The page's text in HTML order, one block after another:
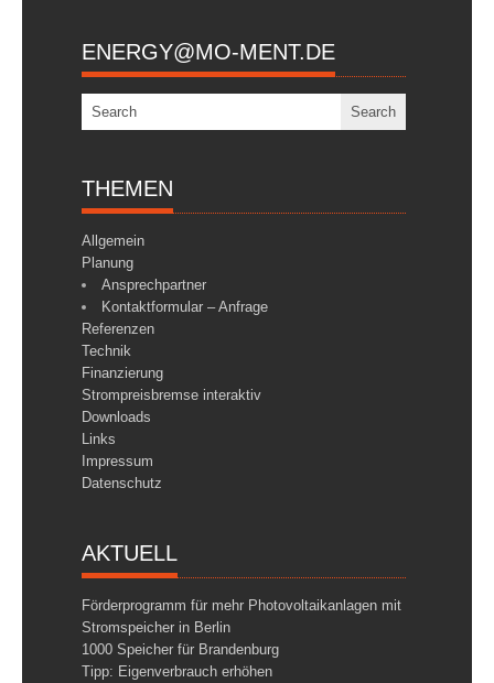
ENERGY@MO-MENT.DE
THEMEN
Allgemein
Planung
Ansprechpartner
Kontaktformular – Anfrage
Referenzen
Technik
Finanzierung
Strompreisbremse interaktiv
Downloads
Links
Impressum
Datenschutz
AKTUELL
Förderprogramm für mehr Photovoltaikanlagen mit
Stromspeicher in Berlin
1000 Speicher für Brandenburg
Tipp: Eigenverbrauch erhöhen